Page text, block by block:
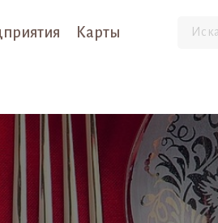
Карты